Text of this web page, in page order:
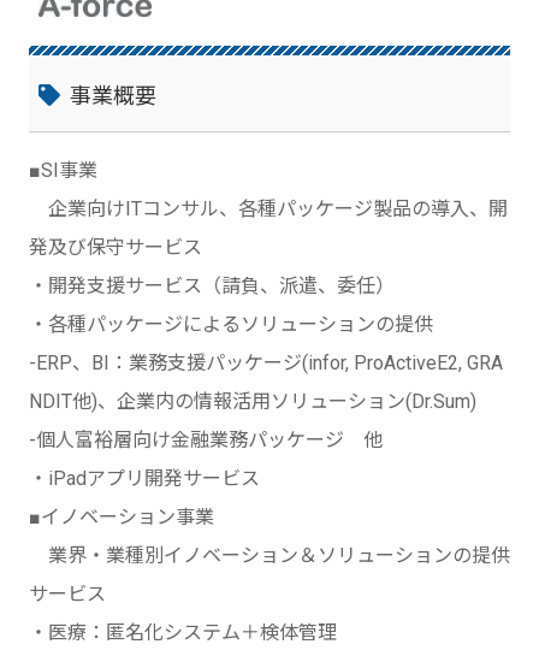
事業概要
■SI事業
企業向けITコンサル、各種パッケージ製品の導入、開
発及び保守サービス
・開発支援サービス（請負、派遣、委任）
・各種パッケージによるソリューションの提供
-ERP、BI：業務支援パッケージ(infor, ProActiveE2, GRA
NDIT他)、企業内の情報活用ソリューション(Dr.Sum)
-個人富裕層向け金融業務パッケージ 他
・iPadアプリ開発サービス
■イノベーション事業
業界・業種別イノベーション＆ソリューションの提供
サービス
・医療：匿名化システム＋検体管理